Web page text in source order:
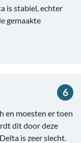
is stabiel, echter
gemaakte
6
en moesten er toen
dit door deze
is zeer slecht.